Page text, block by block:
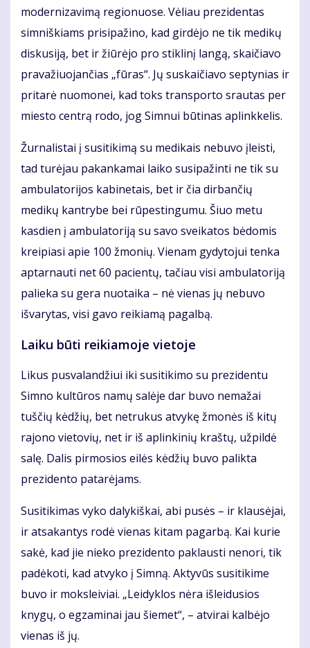
modernizavimą regionuose. Vėliau prezidentas
simniškiams prisipažino, kad girdėjo ne tik medikų
diskusiją, bet ir žiūrėjo pro stiklinį langą, skaičiavo
pravažiuojančias „fūras“. Jų suskaičiavo septynias ir
pritarė nuomonei, kad toks transporto srautas per
miesto centrą rodo, jog Simnui būtinas aplinkkelis.
Žurnalistai į susitikimą su medikais nebuvo įleisti,
tad turėjau pakankamai laiko susipažinti ne tik su
ambulatorijos kabinetais, bet ir čia dirbančių
medikų kantrybe bei rūpestingumu. Šiuo metu
kasdien į ambulatoriją su savo sveikatos bėdomis
kreipiasi apie 100 žmonių. Vienam gydytojui tenka
aptarnauti net 60 pacientų, tačiau visi ambulatoriją
palieka su gera nuotaika – nė vienas jų nebuvo
išvarytas, visi gavo reikiamą pagalbą.
Laiku būti reikiamoje vietoje
Likus pusvalandžiui iki susitikimo su prezidentu
Simno kultūros namų salėje dar buvo nemažai
tuščių kėdžių, bet netrukus atvykę žmonės iš kitų
rajono vietovių, net ir iš aplinkinių kraštų, užpildė
salę. Dalis pirmosios eilės kėdžių buvo palikta
prezidento patarėjams.
Susitikimas vyko dalykiškai, abi pusės – ir klausėjai,
ir atsakantys rodė vienas kitam pagarbą. Kai kurie
sakė, kad jie nieko prezidento paklausti nenori, tik
padėkoti, kad atvyko į Simną. Aktyvūs susitikime
buvo ir moksleiviai. „Leidyklos nėra išleidusios
knygų, o egzaminai jau šiemet“, – atvirai kalbėjo
vienas iš jų.